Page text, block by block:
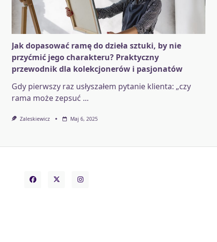
Jak dopasować ramę do dzieła sztuki, by nie
przyćmić jego charakteru? Praktyczny
przewodnik dla kolekcjonerów i pasjonatów
Gdy pierwszy raz usłyszałem pytanie klienta: „czy
rama może zepsuć ...
Zaleskiewicz Maj 6, 2025